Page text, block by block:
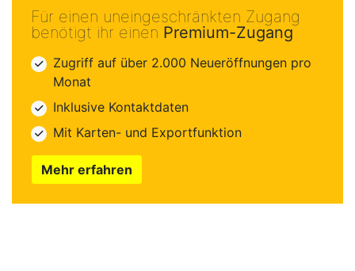
Für einen uneingeschränkten Zugang
benötigt ihr einen Premium-Zugang
Zugriff auf über 2.000 Neueröffnungen pro
Monat
Inklusive Kontaktdaten
Mit Karten- und Exportfunktion
Mehr erfahren